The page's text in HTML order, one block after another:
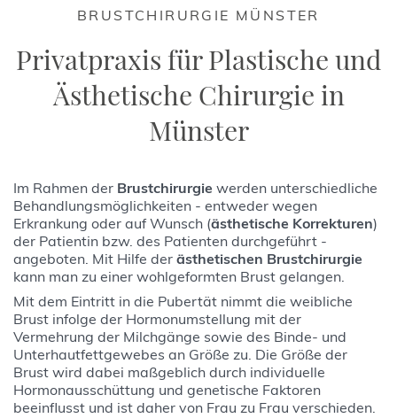
BRUSTCHIRURGIE MÜNSTER
Privatpraxis für Plastische und
Ästhetische Chirurgie in
Münster
Im Rahmen der Brustchirurgie werden unterschiedliche
Behandlungsmöglichkeiten - entweder wegen
Erkrankung oder auf Wunsch (ästhetische Korrekturen)
der Patientin bzw. des Patienten durchgeführt -
angeboten. Mit Hilfe der ästhetischen Brustchirurgie
kann man zu einer wohlgeformten Brust gelangen.
Mit dem Eintritt in die Pubertät nimmt die weibliche
Brust infolge der Hormonumstellung mit der
Vermehrung der Milchgänge sowie des Binde- und
Unterhautfettgewebes an Größe zu. Die Größe der
Brust wird dabei maßgeblich durch individuelle
Hormonausschüttung und genetische Faktoren
beeinflusst und ist daher von Frau zu Frau verschieden.